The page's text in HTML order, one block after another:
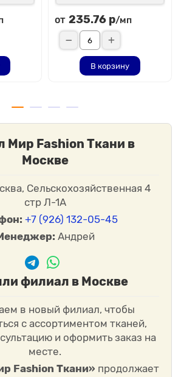
от 235.76 р/мп
В корзину
Мир Fashion Ткани в
Москве
Сельскохозяйственная 4
стр Л-1А
+7 (926) 132-05-45
Андрей
филиал в Москве
в новый филиал, чтобы
с ассортиментом тканей,
и оформить заказ на
месте.
Fashion Ткани» продолжает